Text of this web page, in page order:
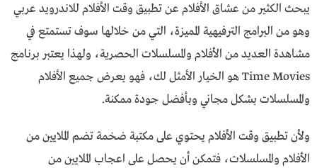
يبحث الكثير من عشاق الأفلام عن تطبيق وقت الأفلام للاندرويد عربي
وهو من البرامج الترفيهية المميزة، التي من خلالها سوف تستمتع في
مشاهدة العديد من الأفلام والمسلسلات الحصرية، ولهذا يعتبر برنامج
Time Movies هو الخيار الأمثل لك، فهو يعرض جميع الأفلام
والمسلسلات بشكل مجاني وبأفضل جودة ممكنة.
ولأن تطبيق وقت الأفلام يحتوي على مكتبة ضخمة تضم الملايين من
الأفلام والمسلسلات، فتمكن أن يحصل على اعجاب الملايين من